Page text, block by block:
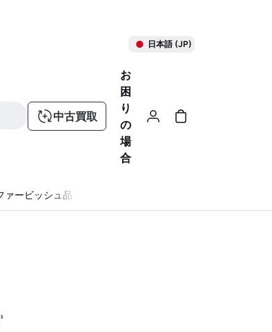
日本語 (JP)
中古買取
お
困
り
の
場
合
ァービッシュ品